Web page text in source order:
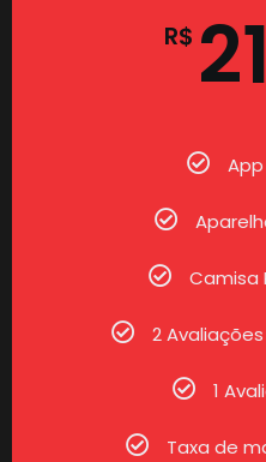
R$
Camisa
2
1
Taxa de